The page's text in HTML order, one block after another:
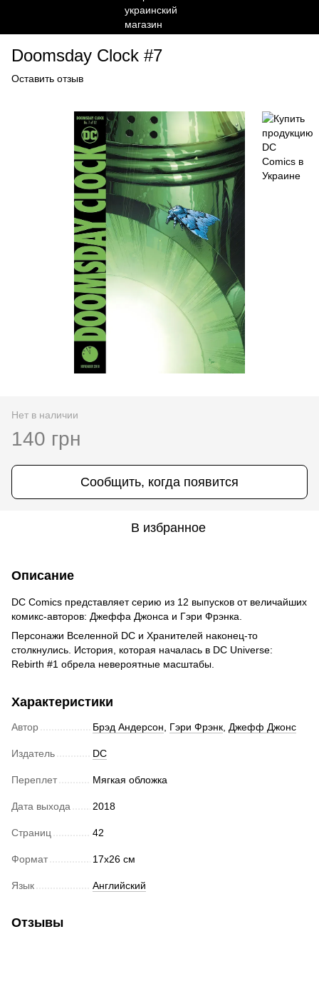
Doomsday Clock #7
Оставить отзыв
Нет в наличии
140 грн
Сообщить, когда появится
В избранное
Описание
DC Comics представляет серию из 12 выпусков от величайших
комикс-авторов: Джеффа Джонса и Гэри Фрэнка.
Персонажи Вселенной DC и Хранителей наконец-то
столкнулись. История, которая началась в DC Universe:
Rebirth #1 обрела невероятные масштабы.
Характеристики
Автор Брэд Андерсон, Гэри Фрэнк, Джефф Джонс
Издатель DC
Переплет Мягкая обложка
Дата выхода 2018
Страниц 42
Формат 17х26 см
Язык Английский
Отзывы